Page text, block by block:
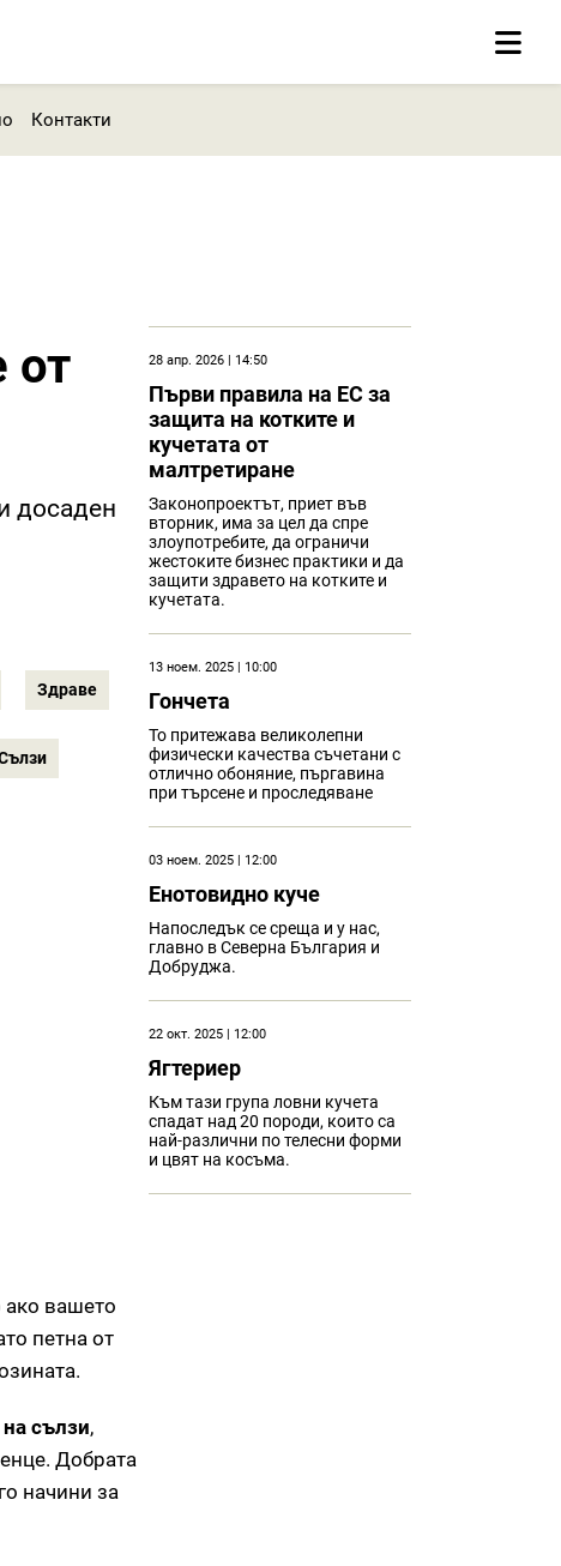
Контакти
от
досаден
Здраве
ако вашето
петна от
сълзи,
Добрата
начини за
28 апр. 2026 | 14:50
Първи правила на ЕС за
защита на котките и
кучетата от
малтретиране
Законопроектът, приет във
вторник, има за цел да спре
злоупотребите, да ограничи
жестоките бизнес практики и да
защити здравето на котките и
кучетата.
13 ноем. 2025 | 10:00
Гончета
То притежава великолепни
физически качества съчетани с
отлично обоняние, пъргавина
при търсене и проследяване
03 ноем. 2025 | 12:00
Eнотовидно куче
Напоследък се среща и у нас,
главно в Северна България и
Добруджа.
22 окт. 2025 | 12:00
Ягтериер
Към тази група ловни кучета
спадат над 20 породи, които са
най-различни по телесни форми
и цвят на косъма.